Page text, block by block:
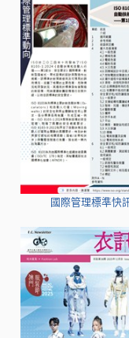
國際管理標準快